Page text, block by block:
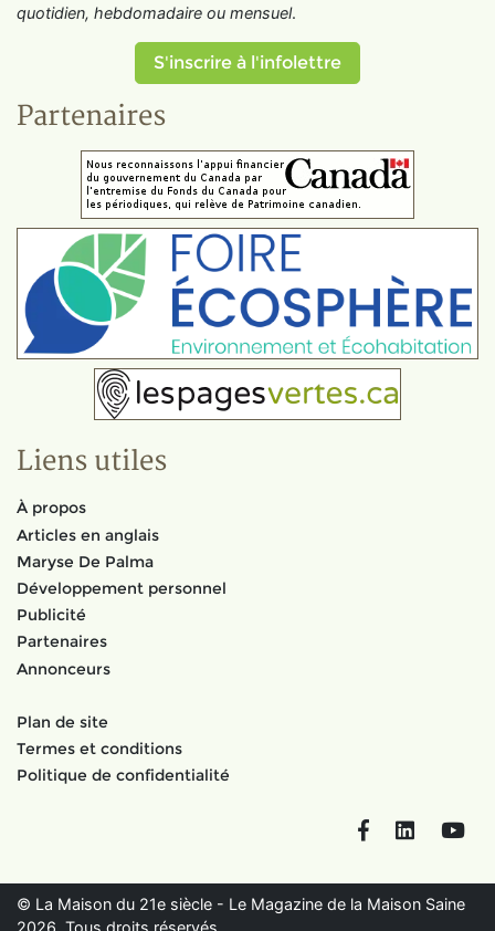
quotidien, hebdomadaire ou mensuel.
S'inscrire à l'infolettre
Partenaires
Liens utiles
À propos
Articles en anglais
Maryse De Palma
Développement personnel
Publicité
Partenaires
Annonceurs
Plan de site
Termes et conditions
Politique de confidentialité
FacebookLinkedIn
© La Maison du 21e siècle - Le Magazine de la Maison Saine
2026. Tous droits réservés.